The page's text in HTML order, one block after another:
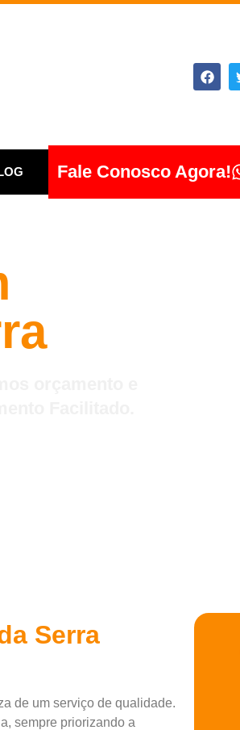
Fale Conosco Agora!
Serra
de um serviço de qualidade.
sempre priorizando a